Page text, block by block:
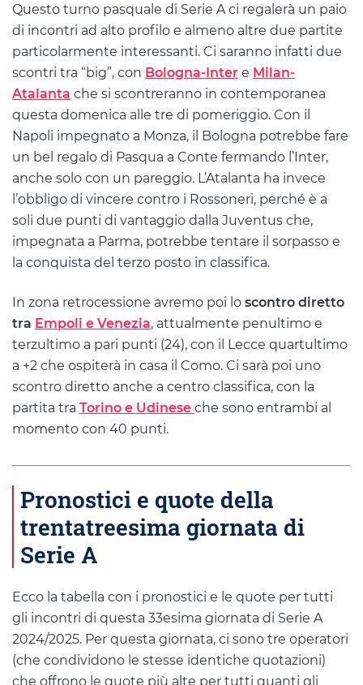
Questo turno pasquale di Serie A ci regalerà un paio
di incontri ad alto profilo e almeno altre due partite
particolarmente interessanti. Ci saranno infatti due
scontri tra “big”, con Bologna-Inter e Milan-
Atalanta che si scontreranno in contemporanea
questa domenica alle tre di pomeriggio. Con il
Napoli impegnato a Monza, il Bologna potrebbe fare
un bel regalo di Pasqua a Conte fermando l’Inter,
anche solo con un pareggio. L’Atalanta ha invece
l’obbligo di vincere contro i Rossoneri, perché è a
soli due punti di vantaggio dalla Juventus che,
impegnata a Parma, potrebbe tentare il sorpasso e
la conquista del terzo posto in classifica.
In zona retrocessione avremo poi lo scontro diretto
tra Empoli e Venezia, attualmente penultimo e
terzultimo a pari punti (24), con il Lecce quartultimo
a +2 che ospiterà in casa il Como. Ci sarà poi uno
scontro diretto anche a centro classifica, con la
partita tra Torino e Udinese che sono entrambi al
momento con 40 punti.
Pronostici e quote della
trentatreesima giornata di
Serie A
Ecco la tabella con i pronostici e le quote per tutti
gli incontri di questa 33esima giornata di Serie A
2024/2025. Per questa giornata, ci sono tre operatori
(che condividono le stesse identiche quotazioni)
che offrono le quote più alte per tutti quanti gli